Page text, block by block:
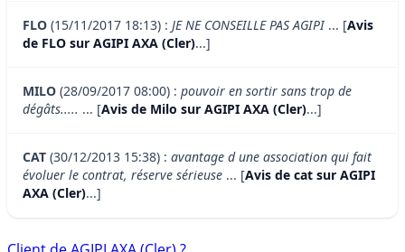
FLO (15/11/2017 18:13) : JE NE CONSEILLE PAS AGIPI... [Avis
de FLO sur AGIPI AXA (Cler)...]
MILO (28/09/2017 08:00) : pouvoir en sortir sans trop de
dégâts..... ... [Avis de Milo sur AGIPI AXA (Cler)...]
CAT (30/12/2013 15:38) : avantage d une association qui fait
évoluer le contrat, réserve sérieuse ... [Avis de cat sur AGIPI
AXA (Cler)...]